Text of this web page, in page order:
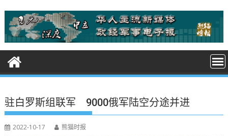
t
驻白罗斯组联军 9000俄军陆空分途并进
2022-10-17 熊猫时报